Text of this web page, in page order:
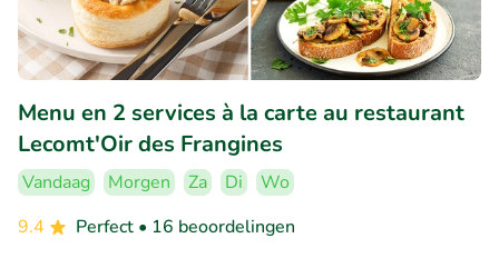
Menu en 2 services à la carte au restaurant
Lecomt'Oir des Frangines
Vandaag Morgen Za Di
Wo
9.4
Perfect • 16 beoordelingen